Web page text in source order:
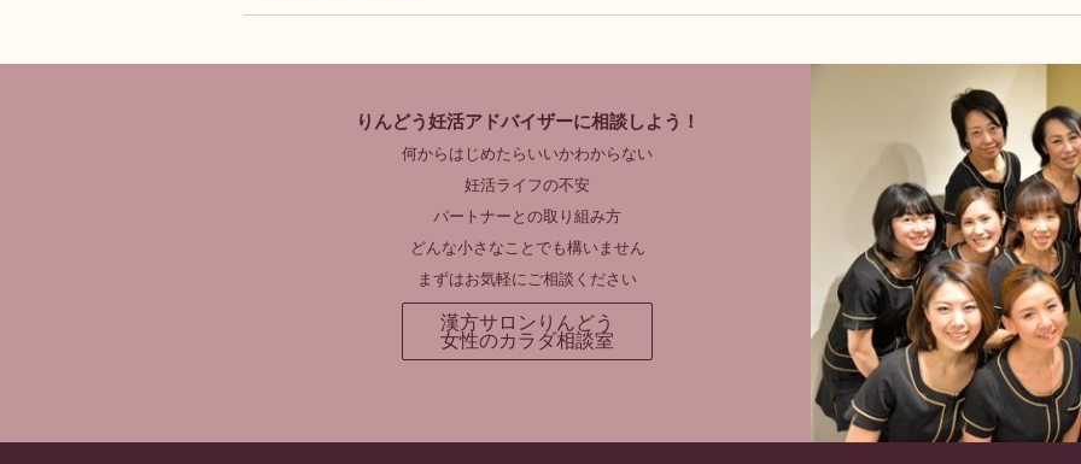
りんどう妊活アドバイザーに相談しよう！
何からはじめたらいいかわからない
妊活ライフの不安
パートナーとの取り組み方
どんな小さなことでも構いません
まずはお気軽にご相談ください
漢方サロンりんどう
女性のカラダ相談室